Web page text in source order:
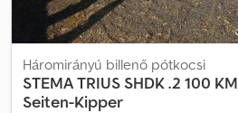
Háromirányú billenő pótkocsi
STEMATRIUS SHDK .2 100
Seiten-Kipper